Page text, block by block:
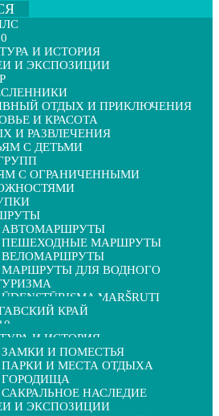
И ИСТОРИЯ
И ЭКСПОЗИЦИИ
ОТДЫХ И ПРИКЛЮЧЕНИЯ
И КРАСОТА
И РАЗВЛЕЧЕНИЯ
С ДЕТЬМИ
С ОГРАНИЧЕННЫМИ
АВТОМАРШРУТЫ
ПЕШЕХОДНЫЕ МАРШРУТЫ
ВЕЛОМАРШРУТЫ
МАРШРУТЫ ДЛЯ ВОДНОГО
ŪDENSTŪRISMA MARŠRUTI
КРАЙ
И ИСТОРИЯ
ЗАМКИ И ПОМЕСТЬЯ
ПАРКИ И МЕСТА ОТДЫХА
ГОРОДИЩА
САКРАЛЬНОЕ НАСЛЕДИЕ
И ЭКСПОЗИЦИИ